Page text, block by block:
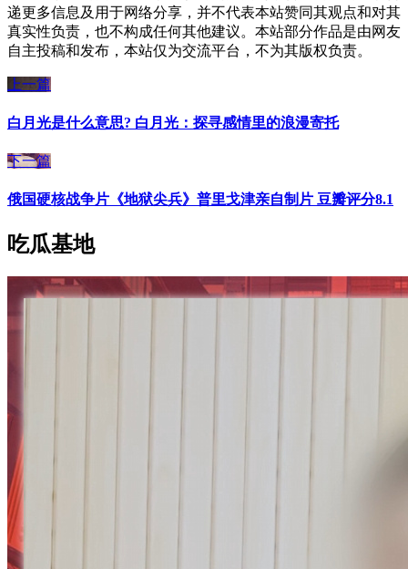
递更多信息及用于网络分享，并不代表本站赞同其观点和对其
真实性负责，也不构成任何其他建议。本站部分作品是由网友
自主投稿和发布，本站仅为交流平台，不为其版权负责。
上一篇
白月光是什么意思? 白月光：探寻感情里的浪漫寄托
下一篇
俄国硬核战争片《地狱尖兵》普里戈津亲自制片 豆瓣评分8.1
吃瓜基地